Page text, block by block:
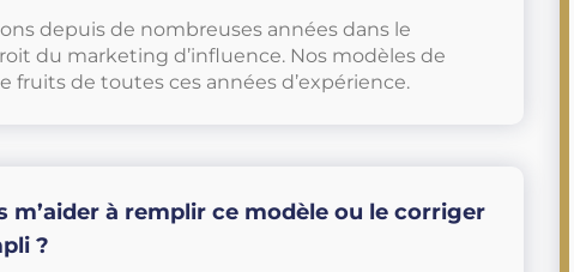
depuis de nombreuses années dans le
du marketing d’influence. Nos modèles de
fruits de toutes ces années d’expérience.
m’aider à remplir ce modèle ou le corriger
?